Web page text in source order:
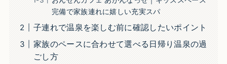
完備で家族連れに嬉しい充実スパ
子連れで温泉を楽しむ前に確認したいポイント
家族のペースに合わせて選べる日帰り温泉の過
ごし方